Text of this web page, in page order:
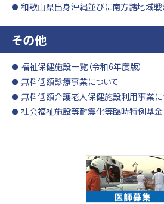
和歌山県出身沖縄並びに南方諸地域戦
その他
福祉保健施設一覧（令和6年度版）
無料低額診療事業について
無料低額介護老人保健施設利用事業に
社会福祉施設等耐震化等臨時特例基金